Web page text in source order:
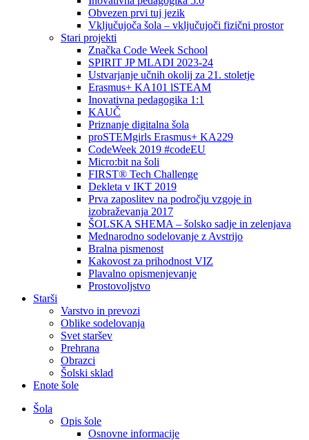
Obvezen prvi tuj jezik
Vključujoča šola – vključujoči fizični prostor
Stari projekti
Značka Code Week School
SPIRIT JP MLADI 2023-24
Ustvarjanje učnih okolij za 21. stoletje
Erasmus+ KA101 lSTEAM
Inovativna pedagogika 1:1
KAUČ
Priznanje digitalna šola
proSTEMgirls Erasmus+ KA229
CodeWeek 2019 #codeEU
Micro:bit na šoli
FIRST® Tech Challenge
Dekleta v IKT 2019
Prva zaposlitev na področju vzgoje in
izobraževanja 2017
ŠOLSKA SHEMA – šolsko sadje in zelenjava
Mednarodno sodelovanje z Avstrijo
Bralna pismenost
Kakovost za prihodnost VIZ
Plavalno opismenjevanje
Prostovoljstvo
Starši
Varstvo in prevozi
Oblike sodelovanja
Svet staršev
Prehrana
Obrazci
Šolski sklad
Enote šole
Šola
Opis šole
Osnovne informacije